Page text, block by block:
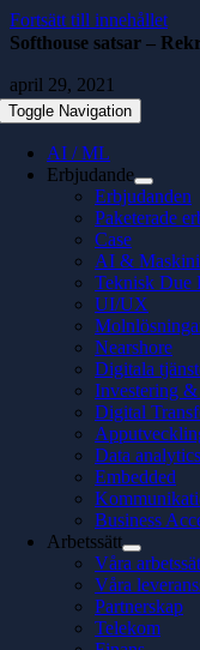
Fortsätt till innehållet
Toggle Navigation
AI / ML
Erbjudande
Erbjudanden
Paketerade
Case
AI &
Teknisk Due
UI/UX
Nearshore
Digitala
Investering
Digital
Data analytics
Embedded
Business
Arbetssätt
Våra
Våra
Partnerskap
Telekom
Softhouse satsar –
april 29, 2021